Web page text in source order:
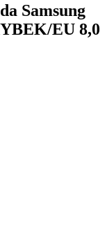
Samsung
EU 8,0